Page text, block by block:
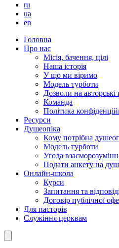
ru
ua
en
Головна
Про нас
Місія, бачення, цілі
Наша історія
У що ми віримо
Модель турботи
Дозволи на авторські
Команда
Політика
Ресурси
Душеопіка
Кому потрібна
Модель турботи
Угода
Подати анкету на
Онлайн-школа
Курси
Запитання та
Договір публічної
Для пасторів
Служіння церквам